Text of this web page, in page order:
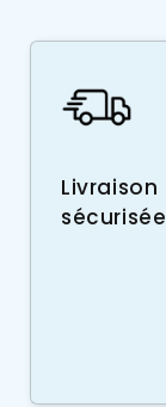
Livraison
sécurisée